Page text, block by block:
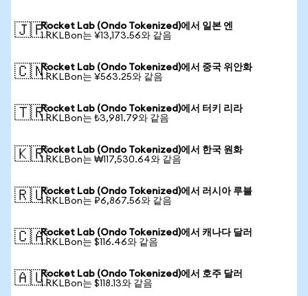
🇯🇵Rocket Lab (Ondo Tokenized)에서 일본 엔
1 RKLBon는 ¥13,173.56와 같음
🇨🇳Rocket Lab (Ondo Tokenized)에서 중국 위안화
1 RKLBon는 ¥563.25와 같음
🇹🇷Rocket Lab (Ondo Tokenized)에서 터키 리라
1 RKLBon는 ₺3,981.79와 같음
🇰🇷Rocket Lab (Ondo Tokenized)에서 한국 원화
1 RKLBon는 ₩117,530.64와 같음
🇷🇺Rocket Lab (Ondo Tokenized)에서 러시아 루블
1 RKLBon는 ₽6,867.56와 같음
🇨🇦Rocket Lab (Ondo Tokenized)에서 캐나다 달러
1 RKLBon는 $116.46와 같음
🇦🇺Rocket Lab (Ondo Tokenized)에서 호주 달러
1 RKLBon는 $118.13와 같음